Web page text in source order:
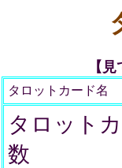
【
タロットカード名
タロット
数